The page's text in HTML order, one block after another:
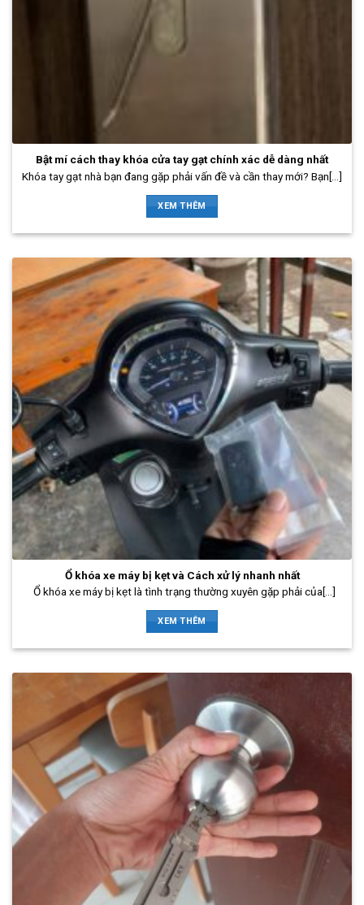
Bật mí cách thay khóa cửa tay gạt chính xác dễ dàng nhất
Khóa tay gạt nhà bạn đang gặp phải vấn đề và cần thay mới? Bạn[...]
XEM THÊM
Ổ khóa xe máy bị kẹt và Cách xử lý nhanh nhất
Ổ khóa xe máy bị kẹt là tình trạng thường xuyên gặp phải của[...]
XEM THÊM